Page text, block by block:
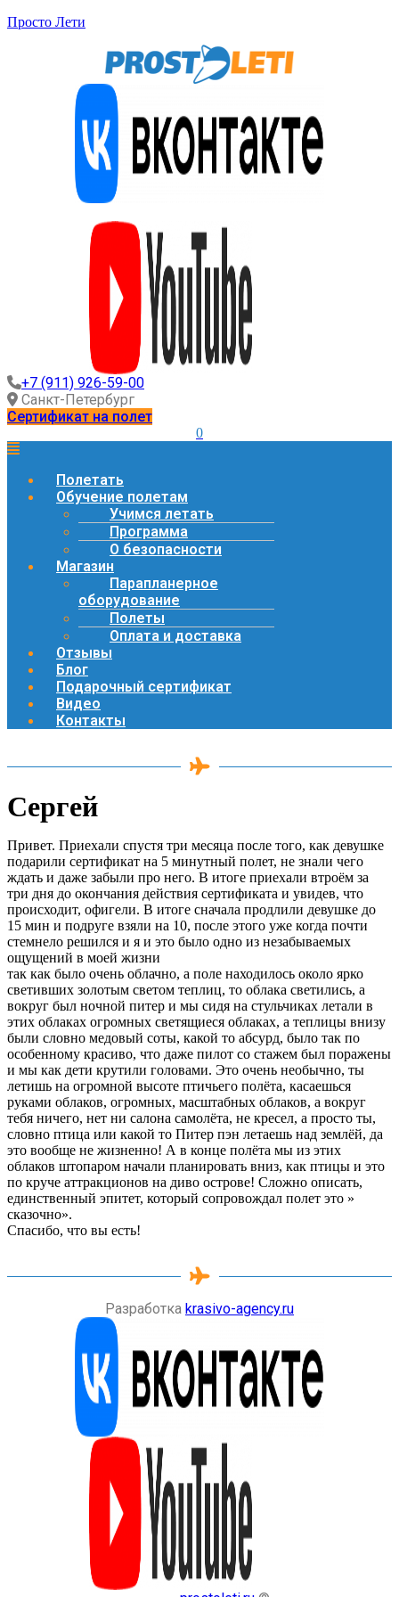
Просто Лети
+7 (911) 926-59-00
Санкт-Петербург
Сертификат на полет
0
Полетать
Обучение полетам
Учимся летать
Программа
О безопасности
Магазин
Парапланерное
оборудование
Полеты
Оплата и доставка
Отзывы
Блог
Подарочный сертификат
Видео
Контакты
Сергей
Привет. Приехали спустя три месяца после того, как девушке
подарили сертификат на 5 минутный полет, не знали чего
ждать и даже забыли про него. В итоге приехали втроём за
три дня до окончания действия сертификата и увидев, что
происходит, офигели. В итоге сначала продлили девушке до
15 мин и подруге взяли на 10, после этого уже когда почти
стемнело решился и я и это было одно из незабываемых
ощущений в моей жизни
так как было очень облачно, а поле находилось около ярко
светивших золотым светом теплиц, то облака светились, а
вокруг был ночной питер и мы сидя на стульчиках летали в
этих облаках огромных светящиеся облаках, а теплицы внизу
были словно медовый соты, какой то абсурд, было так по
особенному красиво, что даже пилот со стажем был поражены
и мы как дети крутили головами. Это очень необычно, ты
летишь на огромной высоте птичьего полёта, касаешься
руками облаков, огромных, масштабных облаков, а вокруг
тебя ничего, нет ни салона самолёта, не кресел, а просто ты,
словно птица или какой то Питер пэн летаешь над землёй, да
это вообще не жизненно! А в конце полёта мы из этих
облаков штопаром начали планировать вниз, как птицы и это
по круче аттракционов на диво острове! Сложно описать,
единственный эпитет, который сопровождал полет это »
сказочно».
Спасибо, что вы есть!
Разработка krasivo-agency.ru